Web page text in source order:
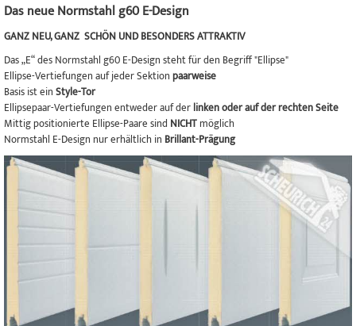
Das neue Normstahl g60 E-Design
GANZ NEU, GANZ SCHÖN UND BESONDERS ATTRAKTIV
Das „E“ des Normstahl g60 E-Design steht für den Begriff "Ellipse"
Ellipse-Vertiefungen auf jeder Sektionpaarweise
Basis ist einStyle-Tor
Ellipsepaar-Vertiefungen entweder auf derlinken oder auf der rechten Seite
Mittig positionierte Ellipse-Paare sind NICHTmöglich
Normstahl E-Design nur erhältlich in Brillant-Prägung